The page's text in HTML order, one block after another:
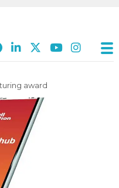
award